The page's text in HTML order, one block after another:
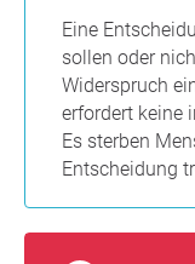
Eine
sollen oder
Widerspruch
erfordert keine
Es sterben
Entscheidung